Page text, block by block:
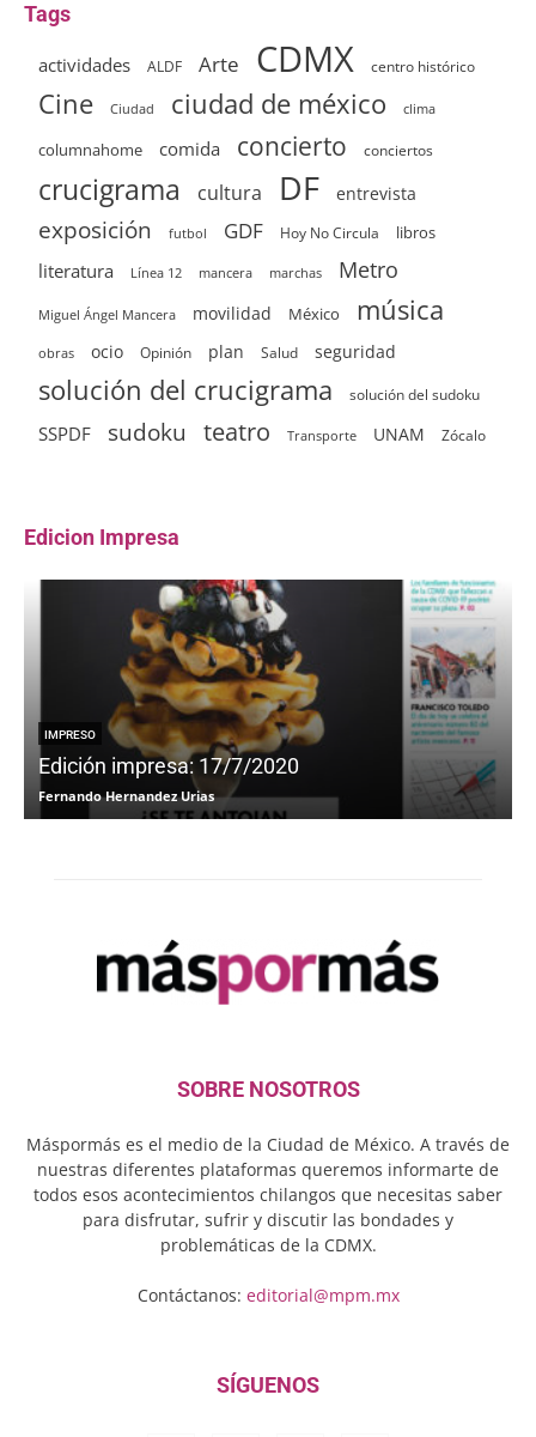
Tags
actividades ALDF Arte CDMX centro histórico
Cine Ciudad ciudad de méxico clima
columnahome comida concierto conciertos
crucigrama cultura DF entrevista
exposición futbol GDF Hoy No Circula libros
literatura Línea 12 mancera marchas Metro
Miguel Ángel Mancera movilidad México música
obras ocio Opinión plan Salud seguridad
solución del crucigrama solución del sudoku
SSPDF sudoku teatro Transporte UNAM Zócalo
Edicion Impresa
IMPRESO
Edición impresa: 17/7/2020
Fernando Hernandez Urias
SOBRE NOSOTROS
Máspormás es el medio de la Ciudad de México. A través de
nuestras diferentes plataformas queremos informarte de
todos esos acontecimientos chilangos que necesitas saber
para disfrutar, sufrir y discutir las bondades y
problemáticas de la CDMX.
Contáctanos: editorial@mpm.mx
SÍGUENOS